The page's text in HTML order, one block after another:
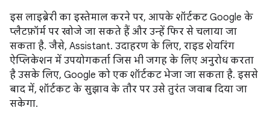
इस लाइब्रेरी का इस्तेमाल करने पर, आपके शॉर्टकट Google के
प्लैटफ़ॉर्म पर खोजे जा सकते हैं और उन्हें फिर से चलाया जा
सकता है. जैसे, Assistant. उदाहरण के लिए, राइड शेयरिंग
ऐप्लिकेशन में उपयोगकर्ता जिस भी जगह के लिए अनुरोध करता
है उसके लिए, Google को एक शॉर्टकट भेजा जा सकता है. इससे
बाद में, शॉर्टकट के सुझाव के तौर पर उसे तुरंत जवाब दिया जा
सकेगा.